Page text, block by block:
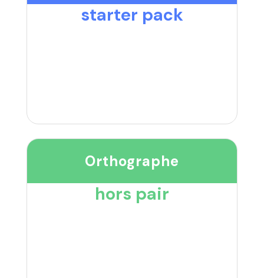
starter pack
Orthographe
hors pair